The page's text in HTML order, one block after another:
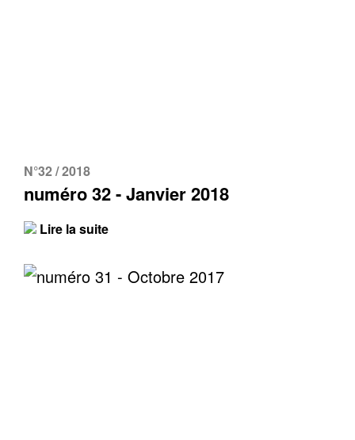
N°32 / 2018
numéro 32 - Janvier 2018
Lire la suite